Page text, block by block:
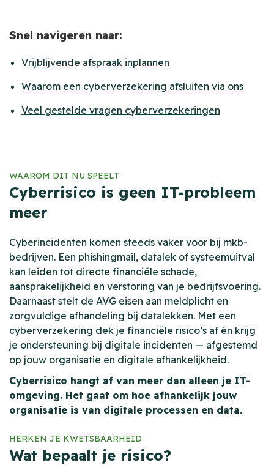
Snel navigeren naar:
Vrijblijvende afspraak inplannen
Waarom een cyberverzekering afsluiten via ons
Veel gestelde vragen cyberverzekeringen
WAAROM DIT NU SPEELT
Cyberrisico is geen IT-probleem
meer
Cyberincidenten komen steeds vaker voor bij mkb-
bedrijven. Een phishingmail, datalek of systeemuitval
kan leiden tot directe financiële schade,
aansprakelijkheid en verstoring van je bedrijfsvoering.
Daarnaast stelt de AVG eisen aan meldplicht en
zorgvuldige afhandeling bij datalekken. Met een
cyberverzekering dek je financiële risico’s af én krijg
je ondersteuning bij digitale incidenten — afgestemd
op jouw organisatie en digitale afhankelijkheid.
Cyberrisico hangt af van meer dan alleen je IT-
omgeving. Het gaat om hoe afhankelijk jouw
organisatie is van digitale processen en data.
HERKEN JE KWETSBAARHEID
Wat bepaalt je risico?